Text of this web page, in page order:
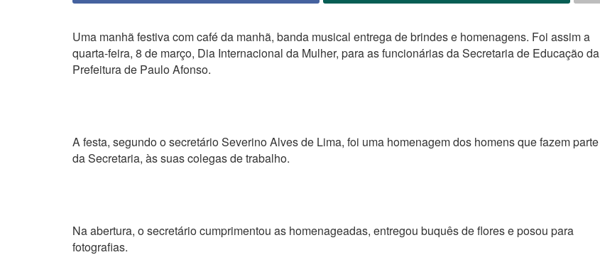
Uma manhã festiva com café da manhã, banda musical entrega de brindes e homenagens. Foi assim a
quarta-feira, 8 de março, Dia Internacional da Mulher, para as funcionárias da Secretaria de Educação da
Prefeitura de Paulo Afonso.
A festa, segundo o secretário Severino Alves de Lima, foi uma homenagem dos homens que fazem parte
da Secretaria, às suas colegas de trabalho.
Na abertura, o secretário cumprimentou as homenageadas, entregou buquês de flores e posou para
fotografias.